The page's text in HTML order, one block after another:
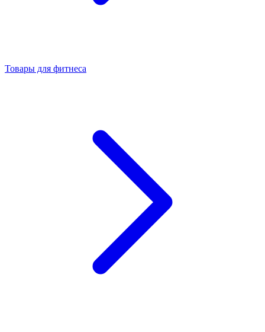
Товары для фитнеса